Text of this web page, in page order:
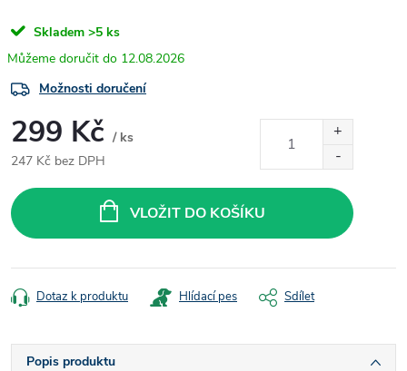
Skladem >5 ks
12.08.2026
Možnosti doručení
299 Kč / ks
247 Kč bez DPH
cena:
VLOŽIT DO KOŠÍKU
Dotaz k produktu Hlídací pes Sdílet
Popis produktu